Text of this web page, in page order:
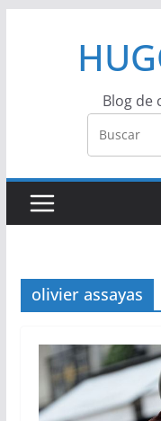
Blog de
olivier assayas